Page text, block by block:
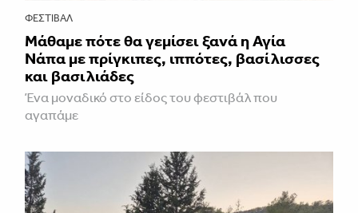
ΦΕΣΤΙΒΑΛ
Μάθαμε πότε θα γεμίσει ξανά η Αγία
Νάπα με πρίγκιπες, ιππότες, βασίλισσες
και βασιλιάδες
Ένα μοναδικό στο είδος του φεστιβάλ που
αγαπάμε